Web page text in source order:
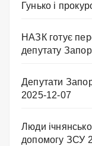
Гунько і
НАЗК готує
депутату
Депутати
2025-12-07
Люди
допомогу ЗСУ